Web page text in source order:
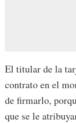
El titular de la
contrato en el
de firmarlo,
que se le